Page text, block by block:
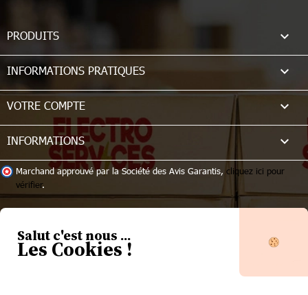
PRODUITS 
INFORMATIONS PRATIQUES 
VOTRE COMPTE 
INFORMATIONS keyboard_arrow_down
Salut c'est nous ...
Les Cookies !
Marchand approuvé par la Société des Avis Garantis, cliquez ici pour
vérifier.